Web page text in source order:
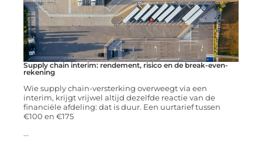
Supply chain interim: rendement, risico en de break-even-
rekening
Wie supply chain-versterking overweegt via een
interim, krijgt vrijwel altijd dezelfde reactie van de
financiële afdeling: dat is duur. Een uurtarief tussen
€100 en €175
...